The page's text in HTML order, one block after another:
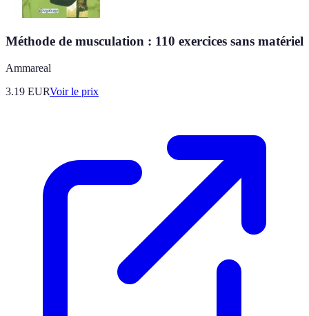
Méthode de musculation : 110 exercices sans matériel
Ammareal
3.19 EURVoir le prix